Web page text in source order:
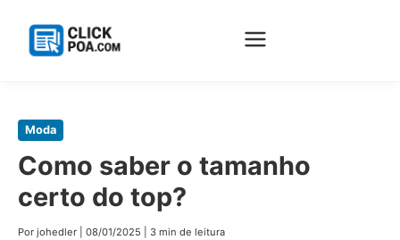
Pular
conteúdo
Moda
Como saber o tamanho
certo do top?
Por johedler 08/01/2025 3 min de leitura